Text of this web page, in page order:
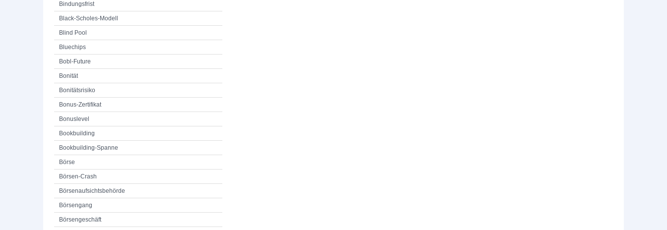
Bindungsfrist
Black-Scholes-Modell
Blind Pool
Bluechips
Bobl-Future
Bonität
Bonitätsrisiko
Bonus-Zertifikat
Bonuslevel
Bookbuilding
Bookbuilding-Spanne
Börse
Börsen-Crash
Börsenaufsichtsbehörde
Börsengang
Börsengeschäft